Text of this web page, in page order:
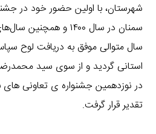
شهرستان، با اولین حضور خود در
سال متوالی موفق به دریافت لوح
استانی گردید و از سوی سید
در نوزدهمین جشنواره ی تعاونی های
تقدیر قرار گرفت.